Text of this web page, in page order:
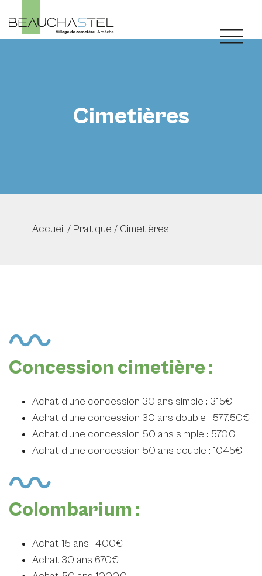
Cimetières
Accueil / Pratique / Cimetières
Concession cimetière :
Achat d’une concession 30 ans simple : 315€
Achat d’une concession 30 ans double : 577.50€
Achat d’une concession 50 ans simple : 570€
Achat d’une concession 50 ans double : 1045€
Colombarium :
Achat 15 ans : 400€
Achat 30 ans 670€